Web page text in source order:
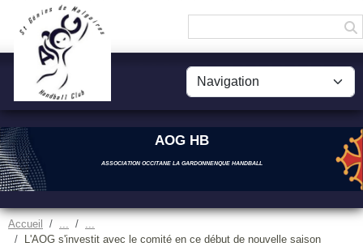
AOG HB
ASSOCIATION OCCITANE LA GARDONNENQUE HANDBALL
Accueil
L'AOG s'investit avec le comité en ce début de nouvelle saison
Panneau de gestion des cookies